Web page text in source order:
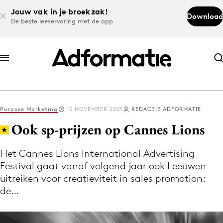
Jouw vak in je broekzak!
De beste leeservaring met de app
Download
Abonneer nu
Abonneer nu
Log in
Download de app
Volg het laatste nieuws via de Adformatie
Nieuws app
Purpose Marketing 10 NOVEMBER 2005 REDACTIE ADFORMATIE
Ook sp-prijzen op Cannes Lions
Het Cannes Lions International Advertising
Festival gaat vanaf volgend jaar ook Leeuwen
uitreiken voor creatieviteit in sales promotion:
de…